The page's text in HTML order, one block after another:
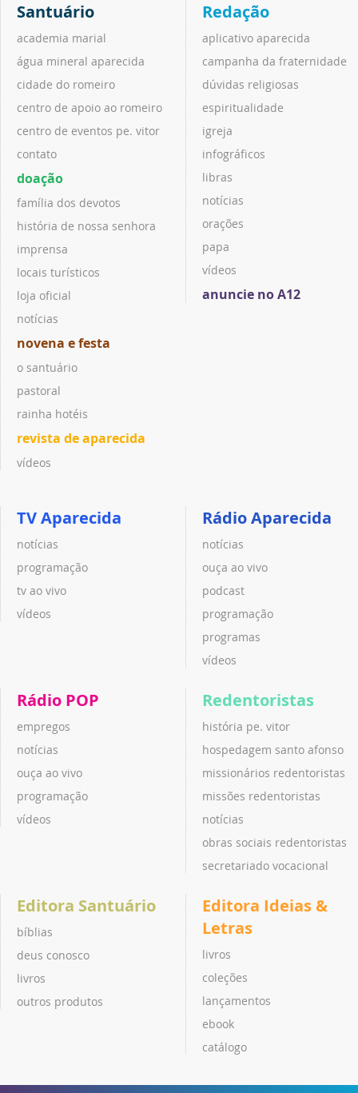
Santuário
academia marial
água mineral aparecida
cidade do romeiro
centro de apoio ao romeiro
centro de eventos pe. vitor
contato
doação
família dos devotos
história de nossa senhora
imprensa
locais turísticos
loja oficial
notícias
novena e festa
o santuário
pastoral
rainha hotéis
revista de aparecida
vídeos
Redação
aplicativo aparecida
campanha da fraternidade
dúvidas religiosas
espiritualidade
igreja
infográficos
libras
notícias
orações
papa
vídeos
anuncie no A12
TV Aparecida
notícias
programação
tv ao vivo
vídeos
Rádio Aparecida
notícias
ouça ao vivo
podcast
programação
programas
vídeos
Rádio POP
empregos
notícias
ouça ao vivo
programação
vídeos
Redentoristas
história pe. vitor
hospedagem santo afonso
missionários redentoristas
missões redentoristas
notícias
obras sociais redentoristas
secretariado vocacional
Editora Santuário
bíblias
deus conosco
livros
outros produtos
Editora Ideias &
Letras
livros
coleções
lançamentos
ebook
catálogo